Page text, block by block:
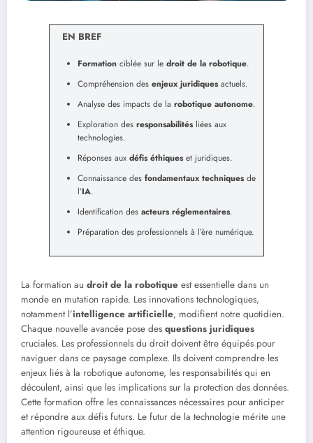
EN BREF
Formation ciblée sur le droit de la robotique.
Compréhension des enjeux juridiquesactuels.
Analyse des impacts de la robotique autonome.
Exploration des responsabilitésliées aux
technologies.
Réponses aux défis éthiqueset juridiques.
Connaissance des fondamentaux techniquesde
l’IA.
Identification des acteurs réglementaires.
Préparation des professionnels à l’ère numérique.
La formation au droit de la robotique est essentielle dans un
monde en mutation rapide. Les innovations technologiques,
notamment l’intelligence artificielle, modifient notre quotidien.
Chaque nouvelle avancée pose des questions juridiques
cruciales. Les professionnels du droit doivent être équipés pour
naviguer dans ce paysage complexe. Ils doivent comprendre les
enjeux liés à la robotique autonome, les responsabilités qui en
découlent, ainsi que les implications sur la protection des données.
Cette formation offre les connaissances nécessaires pour anticiper
et répondre aux défis futurs. Le futur de la technologie mérite une
attention rigoureuse et éthique.